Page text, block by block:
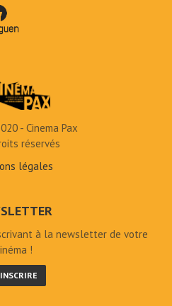
- Cinema Pax
réservés
légales
à la newsletter de votre
!